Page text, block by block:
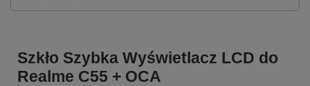
Szkło Szybka Wyświetlacz LCD do
Realme C55 + OCA